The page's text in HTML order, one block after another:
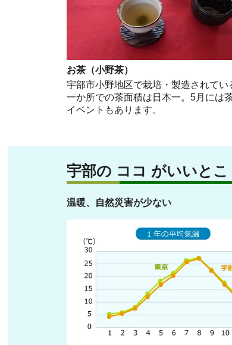
お茶（小野茶）
宇部市小野地区で栽培・製造されてい
一か所での茶面積は日本一。5月には
イベントもあります。
宇部の ココ がいいとこ
温暖、自然災害が少ない